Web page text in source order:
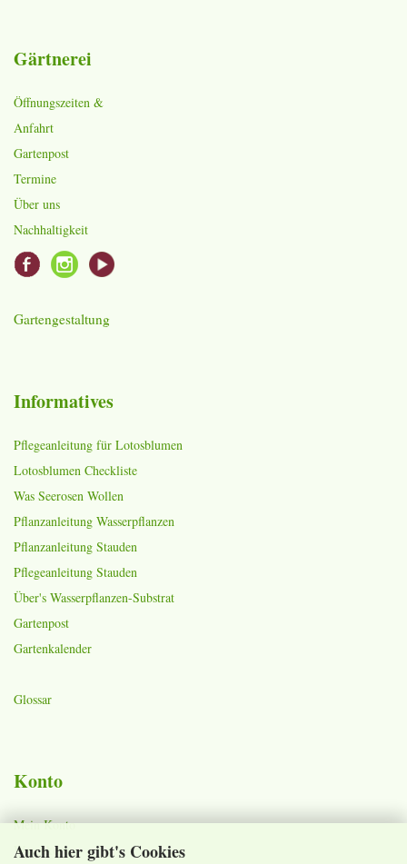
Auch hier gibt's Cookies
Gärtnerei
Öffnungszeiten &
Anfahrt
Gartenpost
Termine
Über uns
Nachhaltigkeit
Gartengestaltung
Informatives
Pflegeanleitung für Lotosblumen
Lotosblumen Checkliste
Was Seerosen Wollen
Pflanzanleitung Wasserpflanzen
Pflanzanleitung Stauden
Pflegeanleitung Stauden
Über's Wasserpflanzen-Substrat
Gartenpost
Gartenkalender
Glossar
Konto
Mein Konto
Warenkorb